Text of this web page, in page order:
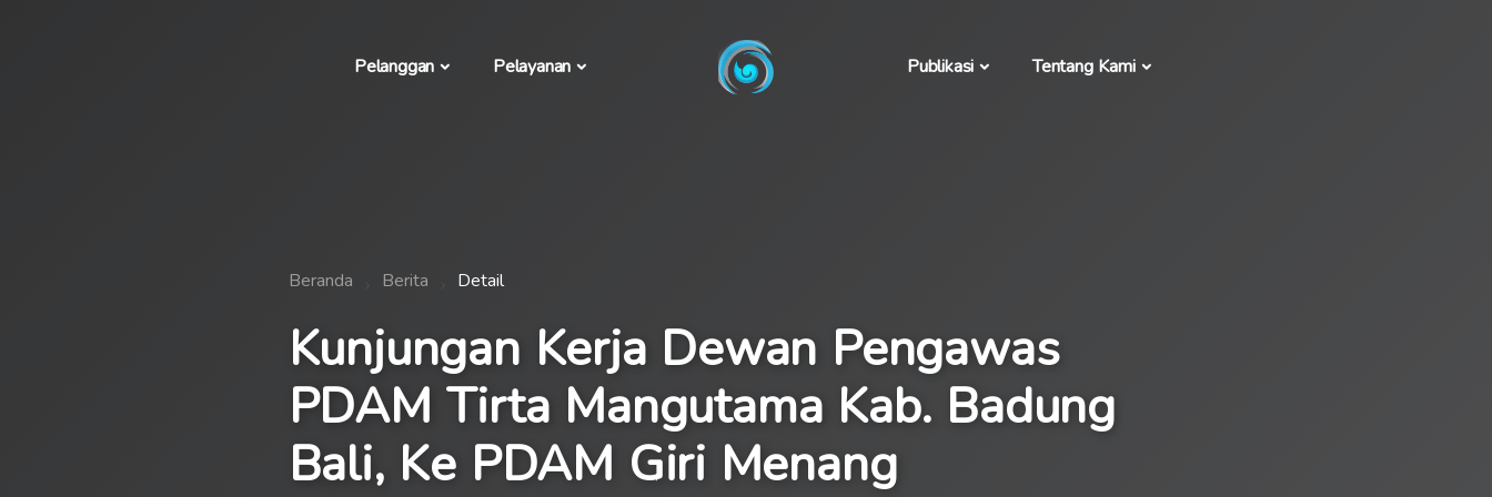
Pelanggan Pelayanan Publikasi Tentang Kami
Beranda Berita Detail
Kunjungan Kerja Dewan Pengawas
PDAM Tirta Mangutama Kab. Badung
Bali, Ke PDAM Giri Menang